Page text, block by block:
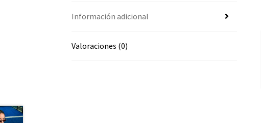
Información adicional
Valoraciones (0)